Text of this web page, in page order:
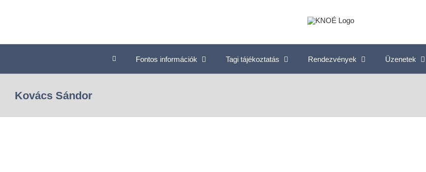
Fontos információk Tagi tájékoztatás Rendezvények Üzenetek
Kovács Sándor